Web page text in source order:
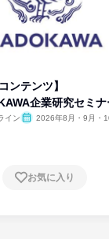
ンテンツ】
企業研究セミナ
イン
2026年8月・9月・
お気に入り